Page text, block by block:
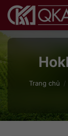
qua
dung
Trang chủ /